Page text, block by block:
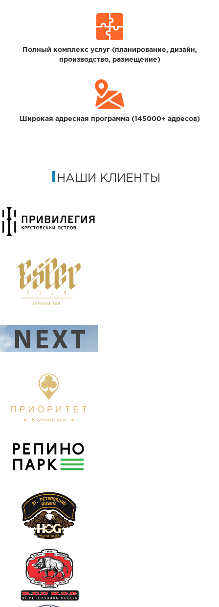
Полный комплекс услуг (планирование, дизайн,
производство, размещение)
Широкая адресная программа (145000+ адресов)
НАШИ КЛИЕНТЫ